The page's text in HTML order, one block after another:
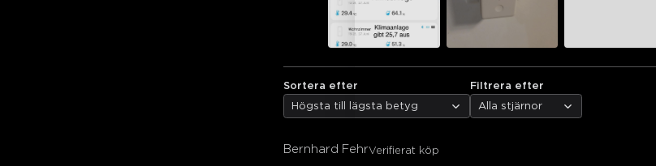
Sortera efter
Högsta till lägsta betyg
Filtrera efter
Alla stjärnor
Bernhard FehrVerifierat köp